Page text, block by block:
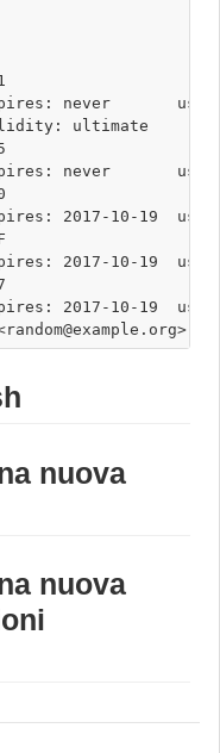
never
ultimate
never
2017-10-19
2017-10-19
2017-10-19
nuova
nuova